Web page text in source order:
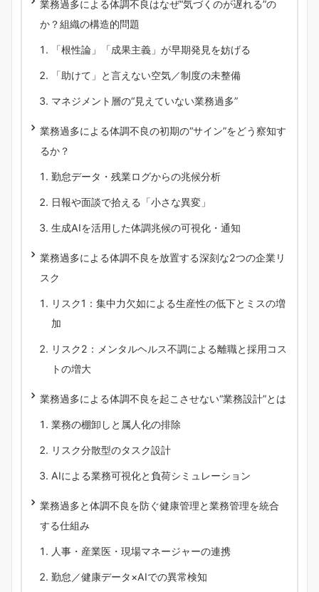
業務過多による体調不良はなぜ“気づくのが遅れる”の
か？組織の構造的問題
「根性論」「成果主義」が早期発見を妨げる
「助けて」と言えない空気／制度の未整備
マネジメント層の“見えていない業務過多”
業務過多による体調不良の初期の“サイン”をどう察知す
るか？
勤怠データ・残業ログからの兆候分析
日報や面談で拾える「小さな異変」
生成AIを活用した体調兆候の可視化・通知
業務過多による体調不良を放置する深刻な2つの企業リ
スク
リスク1：集中力欠如による生産性の低下とミスの増
加
リスク2：メンタルヘルス不調による離職と採用コス
トの増大
業務過多による体調不良を起こさせない“業務設計”とは
業務の棚卸しと属人化の排除
リスク分散型のタスク設計
AIによる業務可視化と負荷シミュレーション
業務過多と体調不良を防ぐ健康管理と業務管理を統合
する仕組み
人事・産業医・現場マネージャーの連携
勤怠／健康データ×AIでの異常検知